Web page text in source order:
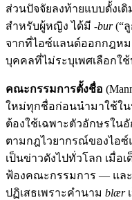
ส่วนปัจจัยลงท้ายแบบดั้งเดิ
สำหรับผู้หญิง ได้มี -bur(“ลู
จากที่ไอซ์แลนด์ออกกฎหม
บุคคลที่ไม่ระบุเพศเลือกใ
คณะกรรมการตั้งชื่อ
ใหม่ทุกชื่อก่อนนำมาใช้ใน
ต้องใช้เฉพาะตัวอักษรใน
ตามกฎไวยากรณ์ของไอซ์
เป็นข่าวดังไปทั่วโลก เมื่อ
ฟ้องคณะกรรมการ — แล
ปฏิเสธเพราะคำนาม blær